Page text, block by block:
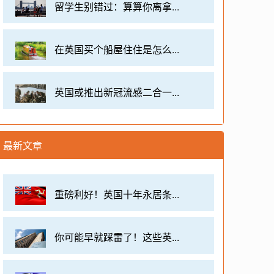
留学生别错过：算算你离拿...
在英国买个船屋住住是怎么...
英国或推出新冠流感二合一...
最新文章
重磅利好！英国十年永居条...
你可能早就踩雷了！这些英...